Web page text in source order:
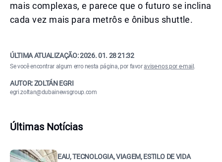
mais complexas, e parece que o futuro se inclina
cada vez mais para metrôs e ônibus shuttle.
ÚLTIMA ATUALIZAÇÃO:2026. 01. 28 21:32
Se você encontrar algum erro nesta página, por favoravise-nos por e-mail .
AUTOR: ZOLTÁN EGRI
egri.zoltan@dubainewsgroup.com
Últimas Notícias
EAU, TECNOLOGIA, VIAGEM, ESTILO DE VIDA